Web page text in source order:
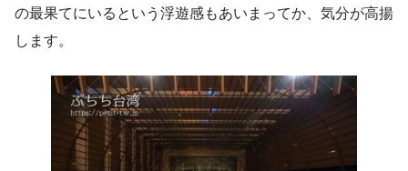
の最果てにいるという浮遊感もあいまってか、気分が高揚
します。